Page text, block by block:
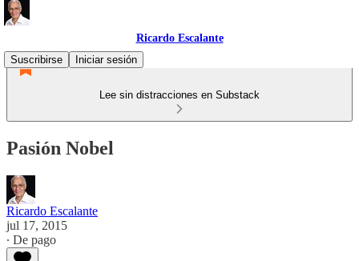
Ricardo Escalante
Suscribirse
Iniciar sesión
Lee sin distracciones en Substack
Pasión Nobel
Ricardo Escalante
jul 17, 2015
∙ De pago